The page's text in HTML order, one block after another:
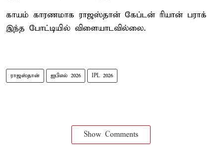
காயம் காரணமாக ராஜஸ்தான் கேப்டன் ரியான் பராக்
இந்த போட்டியில் விளையாடவில்லை.
ராஜஸ்தான் ஐபிஎல் 2026 IPL 2026
Show Comments